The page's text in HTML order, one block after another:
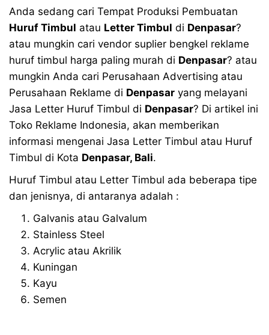
Anda sedang cari Tempat Produksi Pembuatan
Huruf Timbul atau Letter Timbul di Denpasar?
atau mungkin cari vendor suplier bengkel reklame
huruf timbul harga paling murah di Denpasar? atau
mungkin Anda cari Perusahaan Advertising atau
Perusahaan Reklame di Denpasar yang melayani
Jasa Letter Huruf Timbul di Denpasar? Di artikel ini
Toko Reklame Indonesia, akan memberikan
informasi mengenai Jasa Letter Timbul atau Huruf
Timbul di Kota Denpasar, Bali.
Huruf Timbul atau Letter Timbul ada beberapa tipe
dan jenisnya, di antaranya adalah :
Galvanis atau Galvalum
Stainless Steel
Acrylic atau Akrilik
Kuningan
Kayu
Semen